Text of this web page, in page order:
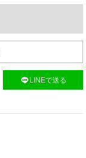
LINEで送る